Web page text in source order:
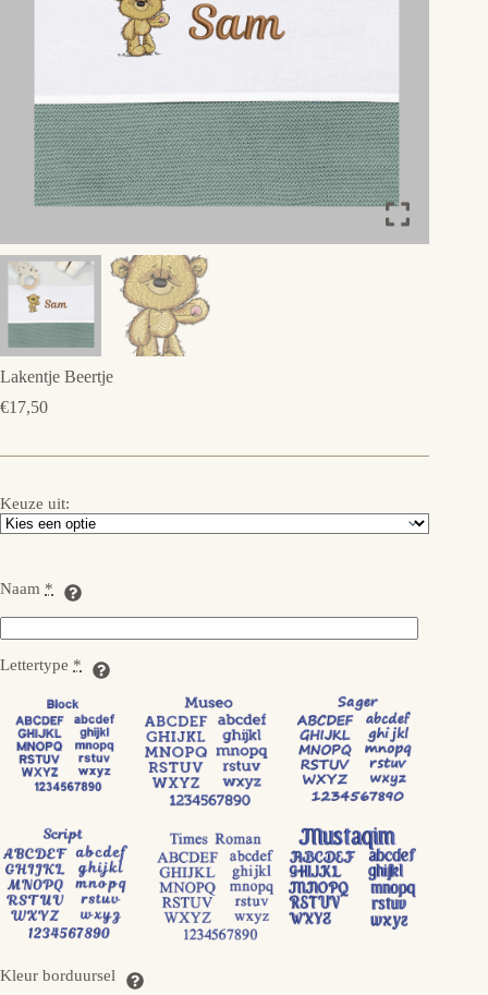
Lakentje Beertje
€17,50
Keuze uit:
Naam *
Lettertype *
Kleur borduursel